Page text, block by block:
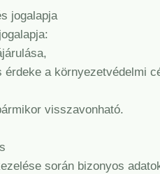
jogalapja
érdeke a környezetvédelmi
visszavonható.
során bizonyos